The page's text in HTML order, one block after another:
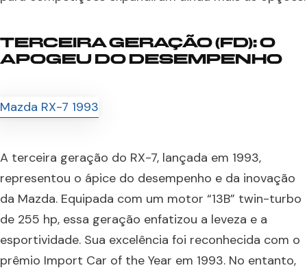
TERCEIRA GERAÇÃO (FD): O
APOGEU DO DESEMPENHO
A terceira geração do RX-7, lançada em 1993,
representou o ápice do desempenho e da inovação
da Mazda. Equipada com um motor “13B” twin-turbo
de 255 hp, essa geração enfatizou a leveza e a
esportividade. Sua excelência foi reconhecida com o
prêmio Import Car of the Year em 1993. No entanto,